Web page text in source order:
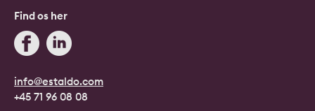
info@estaldo.com
+45 71 96 08 08
Find os her